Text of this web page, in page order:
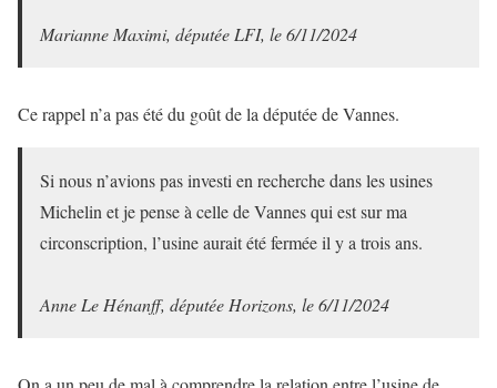
Marianne Maximi, députée LFI, le 6/11/2024
Ce rappel n’a pas été du goût de la députée de Vannes.
Si nous n’avions pas investi en recherche dans les usines
Michelin et je pense à celle de Vannes qui est sur ma
circonscription, l’usine aurait été fermée il y a trois ans.
Anne Le Hénanff, députée Horizons, le 6/11/2024